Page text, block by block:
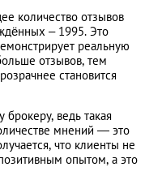
количество отзывов
– 1995. Это
реальную
отзывов, тем
становится
ведь такая
мнений — это
что клиенты не
опытом, а это